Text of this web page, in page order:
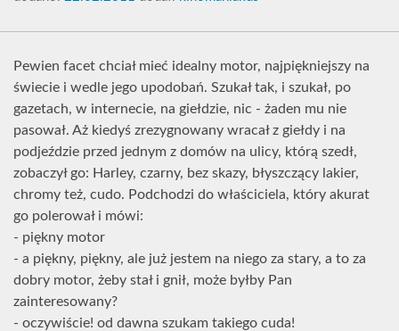
Pewien facet chciał mieć idealny motor, najpiękniejszy na
świecie i wedle jego upodobań. Szukał tak, i szukał, po
gazetach, w internecie, na giełdzie, nic - żaden mu nie
pasował. Aż kiedyś zrezygnowany wracał z giełdy i na
podjeździe przed jednym z domów na ulicy, którą szedł,
zobaczył go: Harley, czarny, bez skazy, błyszczący lakier,
chromy też, cudo. Podchodzi do właściciela, który akurat
go polerował i mówi:
- piękny motor
- a piękny, piękny, ale już jestem na niego za stary, a to za
dobry motor, żeby stał i gnił, może byłby Pan
zainteresowany?
- oczywiście! od dawna szukam takiego cuda!